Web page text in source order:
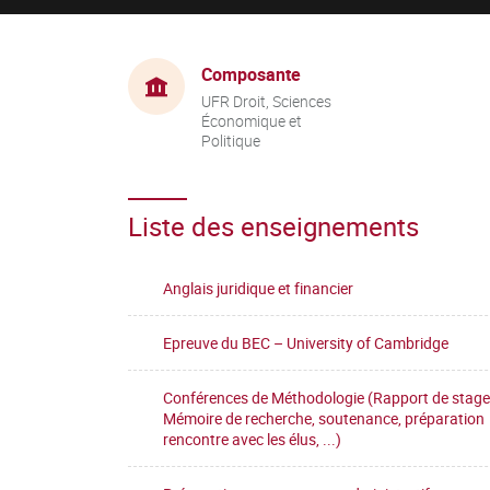
Composante
UFR Droit, Sciences
Économique et
Politique
Liste des enseignements
Anglais juridique et financier
Epreuve du BEC – University of Cambridge
Conférences de Méthodologie (Rapport de
Mémoire de recherche, soutenance, préparation
rencontre avec les élus, ...)